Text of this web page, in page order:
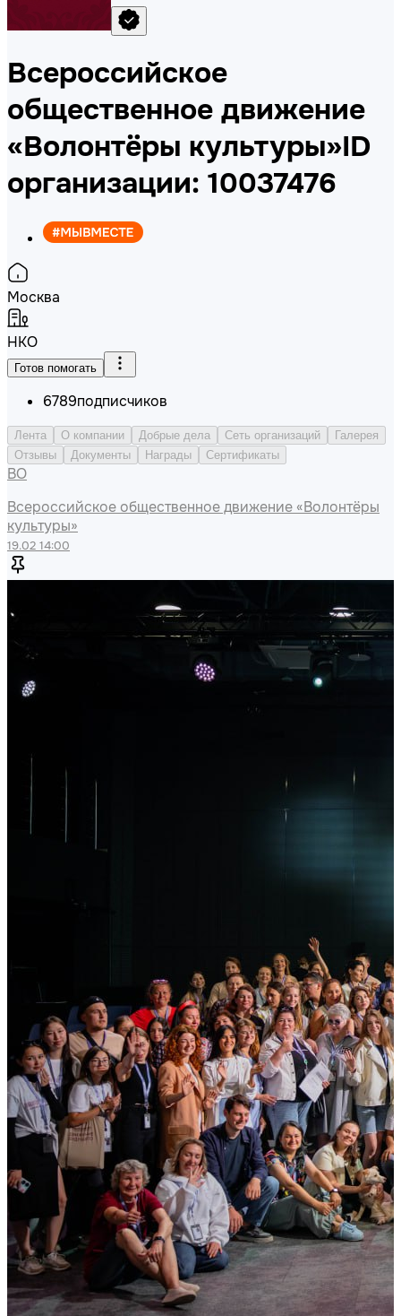
Всероссийское
общественное движение
«Волонтёры культуры»ID
организации: 10037476
Москва
НКО
Готов помогать
6789подписчиков
Лента О компании Добрые дела Сеть организаций
Галерея
Отзывы
Документы Награды Сертификаты
ВО
Всероссийское общественное движение «Волонтёры
культуры»
19.02 14:00